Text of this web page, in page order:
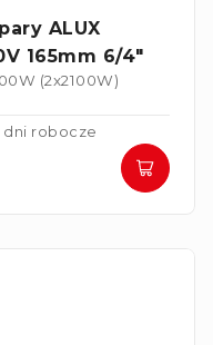
ALUX
165mm 6/4"
(2x2100W)
dni robocze